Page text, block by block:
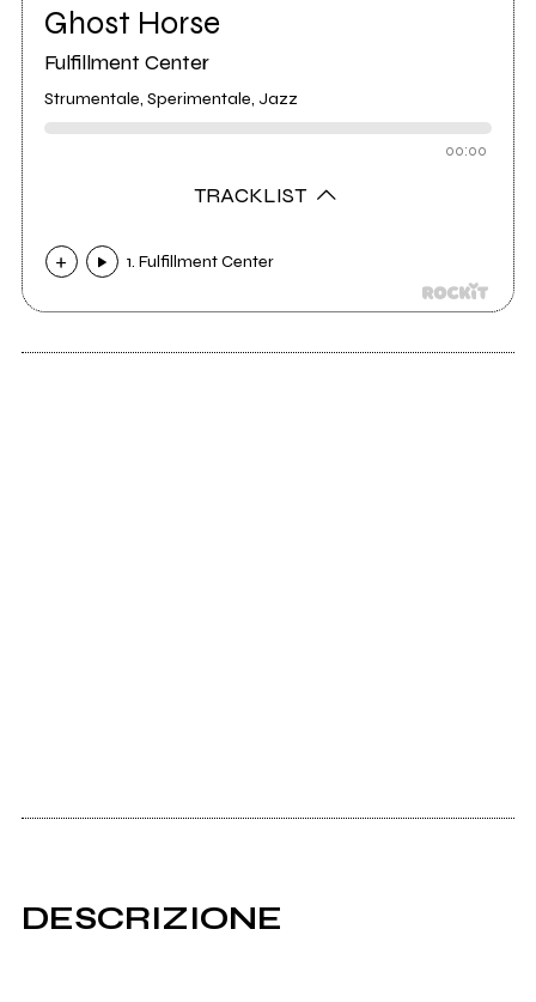
Ghost Horse
Fulfillment Center
Strumentale, Sperimentale, Jazz
00:00
TRACKLIST
1. Fulfillment Center
DESCRIZIONE